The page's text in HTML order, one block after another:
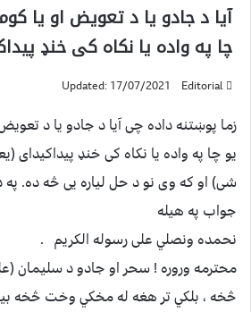
آیا د جادو یا د تعویض او یا
چا په واده یا نکاه کی خنډ
Editorial
Updated: 17/07/2021
زما پوښتنه داده چی آیا د جادو یا د
یو چا په واده یا نکاه کی خنډ
شی) او که وی نو د حل لیاره یی څه ده.
جواب په هیله
نحمده ونصلي علی رسوله الکريم .
محترمه وروره ! سحر او جادو د سليمان
څخه ، بلکي تر هغه له مخکي وخت څخه